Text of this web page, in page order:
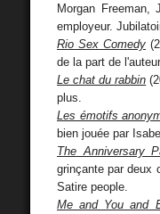
Morgan Freeman,
employeur.
Rio Sex Comedy
de la part de
Le chat du rabbin
plus.
Les émotifs
bien jouée par
The Anniversary
grinçante par deux
Satire people.
Me and You and